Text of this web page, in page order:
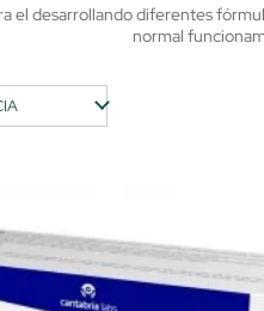
el desarrollando diferentes
normal